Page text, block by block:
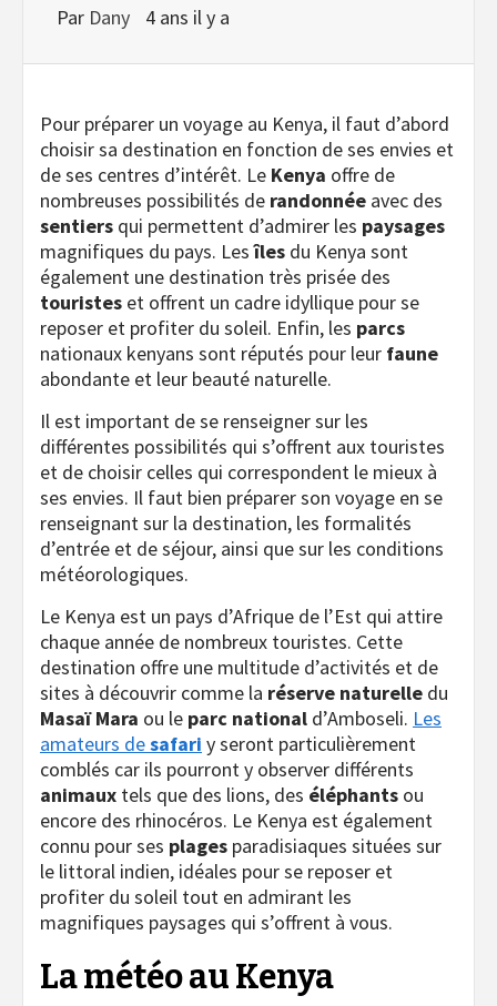
Par Dany 4 ans il y a
Pour préparer un voyage au Kenya, il faut d’abord
choisir sa destination en fonction de ses envies et
de ses centres d’intérêt. Le Kenya offre de
nombreuses possibilités de randonnée avec des
sentiers qui permettent d’admirer les paysages
magnifiques du pays. Lesîles du Kenya sont
également une destination très prisée des
touristes et offrent un cadre idyllique pour se
reposer et profiter du soleil. Enfin, les parcs
nationaux kenyans sont réputés pour leur faune
abondante et leur beauté naturelle.
Il est important de se renseigner sur les
différentes possibilités qui s’offrent aux touristes
et de choisir celles qui correspondent le mieux à
ses envies. Il faut bien préparer son voyage en se
renseignant sur la destination, les formalités
d’entrée et de séjour, ainsi que sur les conditions
météorologiques.
Le Kenya est un pays d’Afrique de l’Est qui attire
chaque année de nombreux touristes. Cette
destination offre une multitude d’activités et de
sites à découvrir comme la réserve naturelle du
Masaï Mara ou le parc national d’Amboseli. Les
amateurs desafari y seront particulièrement
comblés car ils pourront y observer différents
animaux tels que des lions, des éléphants ou
encore des rhinocéros. Le Kenya est également
connu pour ses plages paradisiaques situées sur
le littoral indien, idéales pour se reposer et
profiter du soleil tout en admirant les
magnifiques paysages qui s’offrent à vous.
La météo au Kenya